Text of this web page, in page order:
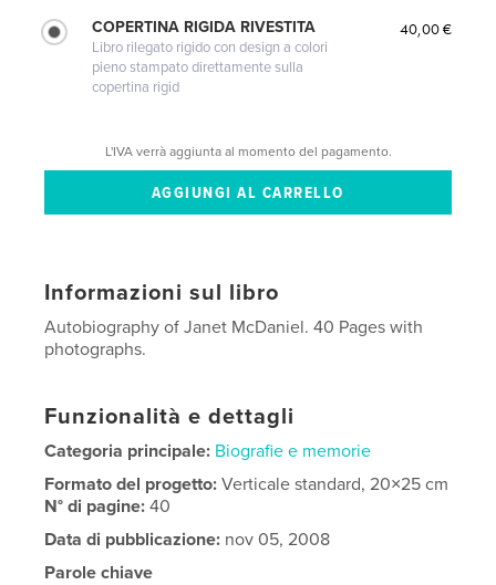
COPERTINA RIGIDA RIVESTITA
Libro rilegato rigido con design a colori
pieno stampato direttamente sulla
copertina rigid
40,00 €
L'IVA verrà aggiunta al momento del pagamento.
Informazioni sul libro
Autobiography of Janet McDaniel. 40 Pages with
photographs.
Funzionalità e dettagli
Categoria principale: Biografie e memorie
Formato del progetto:Verticale standard, 20×25 cm
N° di pagine:40
Data di pubblicazione: nov 05, 2008
Parole chiave